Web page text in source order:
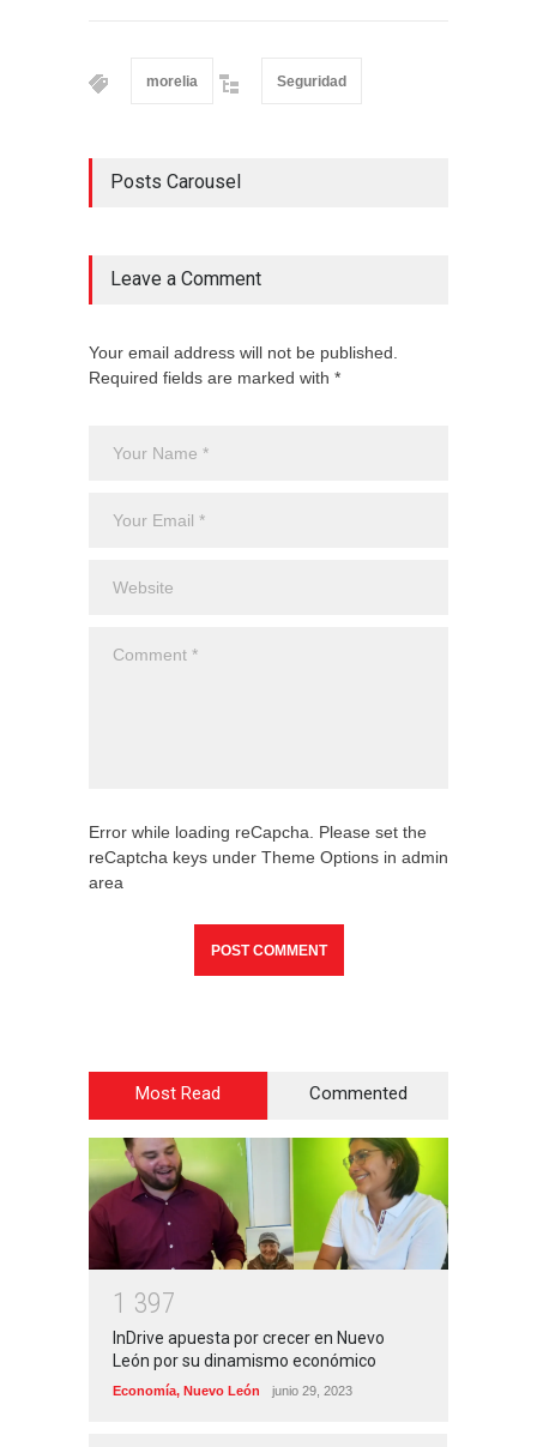
morelia Seguridad
Posts Carousel
Leave a Comment
Your email address will not be published.
Required fields are marked with *
Error while loading reCapcha. Please set the
reCaptcha keys under Theme Options in admin
area
Most Read Commented
1 397
InDrive apuesta por crecer en Nuevo
León por su dinamismo económico
Economía, Nuevo León junio 29, 2023